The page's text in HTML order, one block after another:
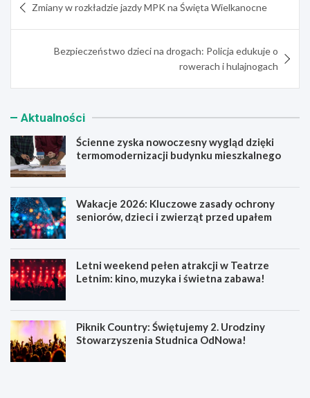
wpisu
Zmiany w rozkładzie jazdy MPK na Święta Wielkanocne
Bezpieczeństwo dzieci na drogach: Policja edukuje o
rowerach i hulajnogach
Aktualności
Ścienne zyska nowoczesny wygląd dzięki
termomodernizacji budynku mieszkalnego
Wakacje 2026: Kluczowe zasady ochrony
seniorów, dzieci i zwierząt przed upałem
Letni weekend pełen atrakcji w Teatrze
Letnim: kino, muzyka i świetna zabawa!
Piknik Country: Świętujemy 2. Urodziny
Stowarzyszenia Studnica OdNowa!
Ś
W